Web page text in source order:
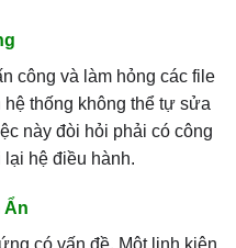
công và làm hỏng các file
thống không thể tự sửa
này đòi hỏi phải có công
lại hệ điều hành.
Ẩn